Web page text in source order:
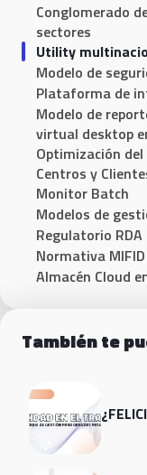
Conglomerado
sectores
Utility
Modelo de
Plataforma de
Modelo de
virtual desktop
Optimización
Centros y
Monitor Batch
Modelos de
Regulatorio RDA
Normativa MIFID
Almacén Cloud
También te